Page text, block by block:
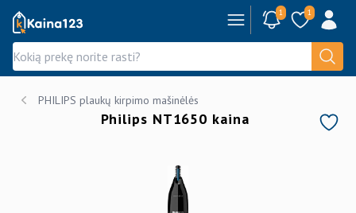
Kaina123.lt 1 1
PHILIPS plaukų kirpimo mašinėlės
Philips NT1650 kaina